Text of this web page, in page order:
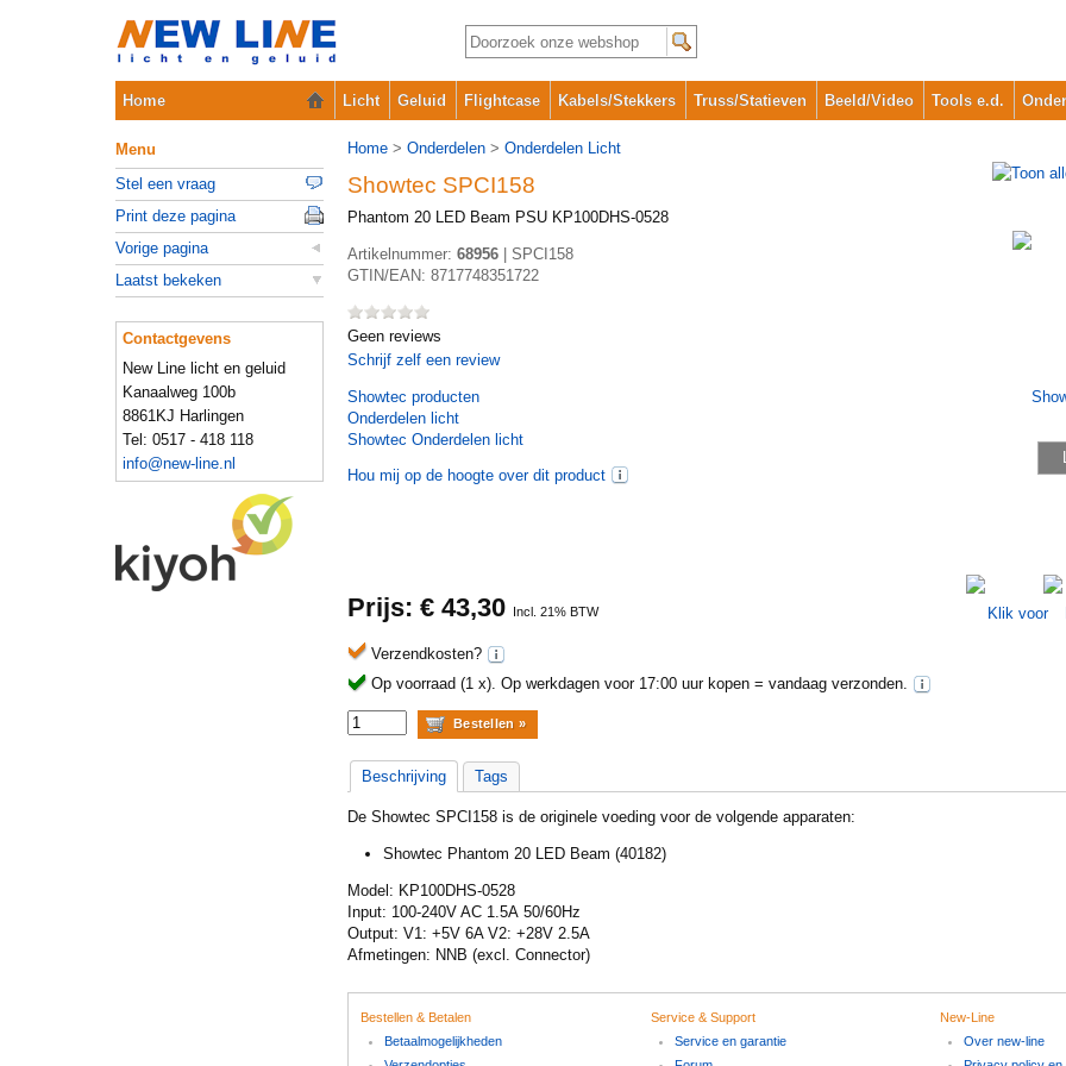
Home Licht Geluid Flightcase Kabels/Stekkers Truss/Statieven Beeld/Video Tools e.d.
Home > Onderdelen > Onderdelen Licht
Showtec SPCI158
Phantom 20 LED Beam PSU KP100DHS-0528
Artikelnummer: 68956
SPCI158
GTIN/EAN: 8717748351722
Geen reviews
Schrijf zelf een review
Showtec producten
Onderdelen licht
Showtec Onderdelen licht
Hou mij op de hoogte over dit product
Prijs: € 43,30 Incl. 21% BTW
Verzendkosten?
Op voorraad (1 x). Op werkdagen voor 17:00 uur kopen = vandaag verzonden.
Beschrijving Tags
De Showtec SPCI158 is de originele voeding voor de volgende apparaten:
Showtec Phantom 20 LED Beam (40182)
Model: KP100DHS-0528
Input: 100-240V AC 1.5A 50/60Hz
Output: V1: +5V 6A V2: +28V 2.5A
Afmetingen: NNB (excl. Connector)
Menu
Stel een vraag
Print deze pagina
Vorige pagina
Laatst bekeken
Contactgevens
New Line licht en geluid
Kanaalweg 100b
8861KJ Harlingen
Tel: 0517 - 418 118
info@new-line.nl
Bestellen & Betalen
Betaalmogelijkheden
Service & Support
Service en garantie
New-Line
Over new-line